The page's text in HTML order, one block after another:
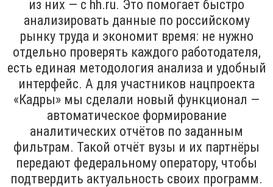
из них — с hh.ru. Это помогает быстро
анализировать данные по российскому
рынку труда и экономит время: не нужно
отдельно проверять каждого работодателя,
есть единая методология анализа и удобный
интерфейс. А для участников нацпроекта
«Кадры» мы сделали новый функционал —
автоматическое формирование
аналитических отчётов по заданным
фильтрам. Такой отчёт вузы и их партнёры
передают федеральному оператору, чтобы
подтвердить актуальность своих программ.